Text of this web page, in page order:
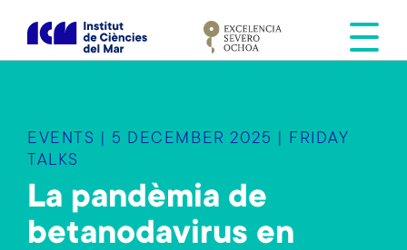
i
EVENTS | 5 DECEMBER 2025 | FRIDAY
TALKS
La pandèmia de
betanodavirus en